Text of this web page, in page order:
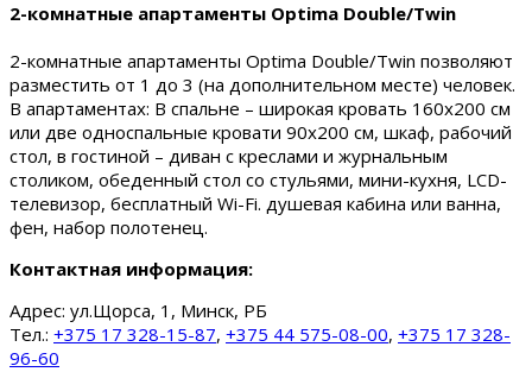
2-комнатные апартаменты Optima Double/Twin
2-комнатные апартаменты Optima Double/Twin позволяют
разместить от 1 до 3 (на дополнительном месте) человек.
В апартаментах: В спальне – широкая кровать 160х200 см
или две односпальные кровати 90х200 см, шкаф, рабочий
стол, в гостиной – диван с креслами и журнальным
столиком, обеденный стол со стульями, мини-кухня, LCD-
телевизор, бесплатный Wi-Fi. душевая кабина или ванна,
фен, набор полотенец.
Контактная информация:
Адрес: ул.Щорса, 1, Минск, РБ
Тел.: +375 17 328-15-87, +375 44 575-08-00, +375 17 328-
96-60